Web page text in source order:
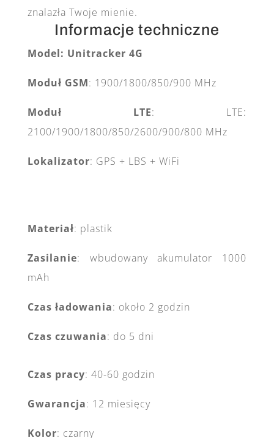
znalazła Twoje mienie.
Informacje techniczne
Model: Unitracker 4G
Moduł GSM: 1900/1800/850/900 MHz
Moduł LTE: LTE:
2100/1900/1800/850/2600/900/800 MHz
Lokalizator: GPS + LBS + WiFi
Materiał: plastik
Zasilanie: wbudowany akumulator 1000
mAh
Czas ładowania: około 2 godzin
Czas czuwania: do 5 dni
Czas pracy: 40-60 godzin
Gwarancja: 12 miesięcy
Kolor: czarny